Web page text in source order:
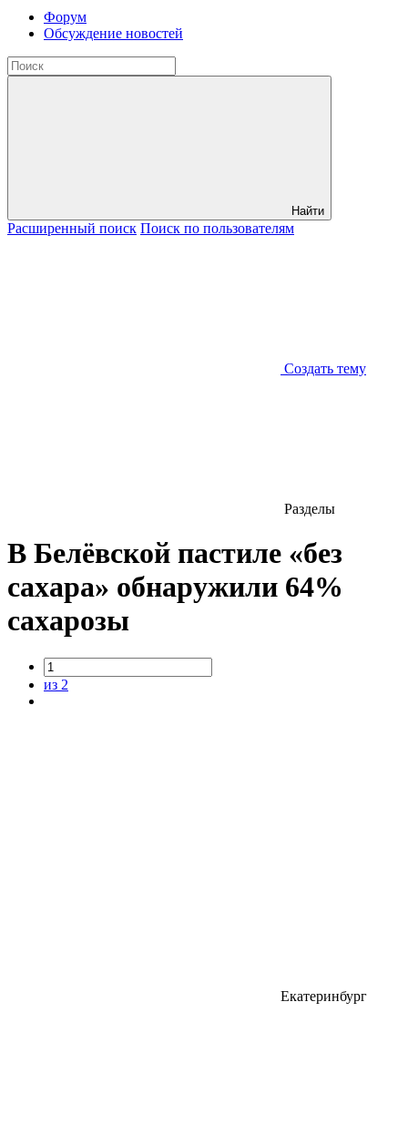
Форум
Обсуждение новостей
Найти
Расширенный поиск Поиск по пользователям
Создать тему
Разделы
В Белёвской пастиле «без
сахара» обнаружили 64%
сахарозы
из 2
Екатеринбург